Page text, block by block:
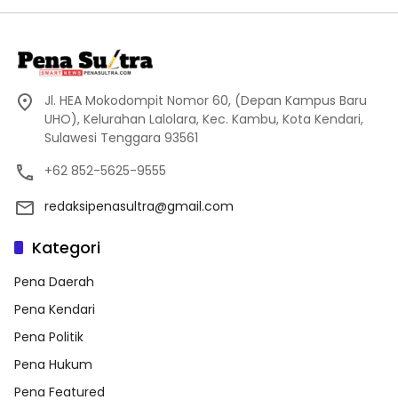
Jl. HEA Mokodompit Nomor 60, (Depan Kampus Baru
UHO), Kelurahan Lalolara, Kec. Kambu, Kota Kendari,
Sulawesi Tenggara 93561
+62 852-5625-9555
redaksipenasultra@gmail.com
Kategori
Pena Daerah
Pena Kendari
Pena Politik
Pena Hukum
Pena Featured